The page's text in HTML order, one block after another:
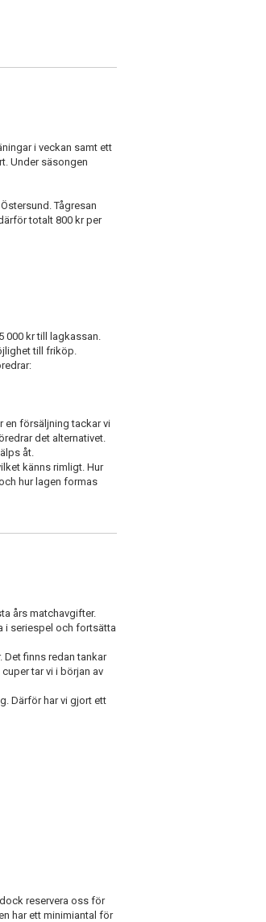
i veckan samt ett
Under säsongen
Tågresan
totalt 800 kr per
000 kr till lagkassan.
till friköp.
en försäljning tackar vi
det alternativet.
åt.
känns rimligt. Hur
hur lagen formas
års matchavgifter.
i seriespel och fortsätta
Det finns redan tankar
tar vi i början av
Därför har vi gjort ett
reservera oss för
har ett minimiantal för